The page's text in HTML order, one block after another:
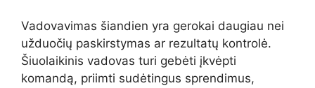
Vadovavimas šiandien yra gerokai daugiau nei
užduočių paskirstymas ar rezultatų kontrolė.
Šiuolaikinis vadovas turi gebėti įkvėpti
komandą, priimti sudėtingus sprendimus,